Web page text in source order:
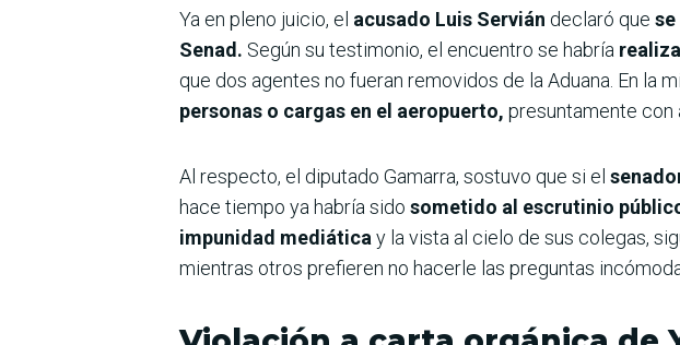
Ya en pleno juicio, el acusado Luis Servián declaró que
Senad. Según su testimonio, el encuentro se habría
que dos agentes no fueran removidos de la Aduana. En la
personas o cargas en el aeropuerto, presuntamente con
Al respecto, el diputado Gamarra, sostuvo que si el
hace tiempo ya habría sido sometido al escrutinio
impunidad mediáticay la vista al cielo de sus colegas,
mientras otros prefieren no hacerle las preguntas